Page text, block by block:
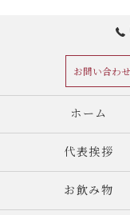
お問い合わ
ホーム
代表挨拶
お飲み物